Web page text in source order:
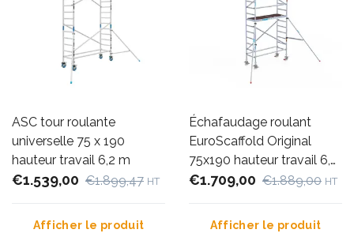
ASC tour roulante
universelle 75 x 190
hauteur travail 6,2 m
€1.539,00 €1.899,47 HT
Afficher le produit
Échafaudage roulant
EuroScaffold Original
75x190 hauteur travail 6,2
m
€1.709,00 €1.889,00 HT
Afficher le produit